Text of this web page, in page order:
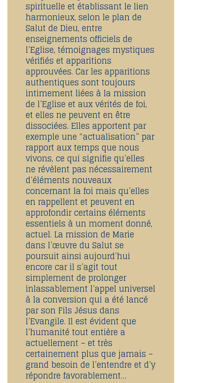
spirituelle et établissant le lien
harmonieux, selon le plan de
Salut de Dieu, entre
enseignements officiels de
l’Eglise, témoignages mystiques
vérifiés et apparitions
approuvées. Car les apparitions
authentiques sont toujours
intimement liées à la mission
de l’Eglise et aux vérités de foi,
et elles ne peuvent en être
dissociées. Elles apportent par
exemple une “actualisation” par
rapport aux temps que nous
vivons, ce qui signifie qu’elles
ne révèlent pas nécessairement
d’éléments nouveaux
concernant la foi mais qu’elles
en rappellent et peuvent en
approfondir certains éléments
essentiels à un moment donné,
actuel. La mission de Marie
dans l’œuvre du Salut se
poursuit ainsi aujourd’hui
encore car il s’agit tout
simplement de prolonger
inlassablement l’appel universel
à la conversion qui a été lancé
par son Fils Jésus dans
l’Evangile. Il est évident que
l’humanité tout entière a
actuellement – et très
certainement plus que jamais –
grand besoin de l’entendre et d’y
répondre favorablement…